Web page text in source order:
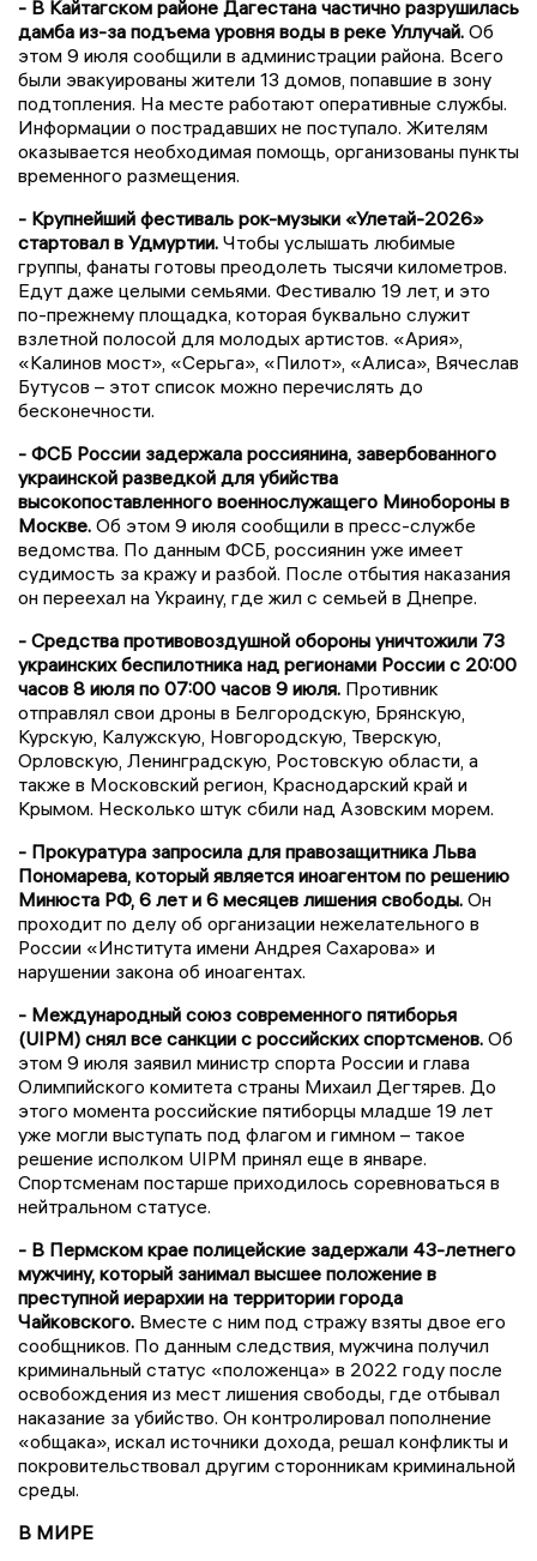
- В Кайтагском районе Дагестана частично разрушилась
дамба из-за подъема уровня воды в реке Уллучай. Об
этом 9 июля сообщили в администрации района. Всего
были эвакуированы жители 13 домов, попавшие в зону
подтопления. На месте работают оперативные службы.
Информации о пострадавших не поступало. Жителям
оказывается необходимая помощь, организованы пункты
временного размещения.
- Крупнейший фестиваль рок-музыки «Улетай-2026»
стартовал в Удмуртии. Чтобы услышать любимые
группы, фанаты готовы преодолеть тысячи километров.
Едут даже целыми семьями. Фестивалю 19 лет, и это
по-прежнему площадка, которая буквально служит
взлетной полосой для молодых артистов. «Ария»,
«Калинов мост», «Серьга», «Пилот», «Алиса», Вячеслав
Бутусов – этот список можно перечислять до
бесконечности.
- ФСБ России задержала россиянина, завербованного
украинской разведкой для убийства
высокопоставленного военнослужащего Минобороны в
Москве. Об этом 9 июля сообщили в пресс-службе
ведомства. По данным ФСБ, россиянин уже имеет
судимость за кражу и разбой. После отбытия наказания
он переехал на Украину, где жил с семьей в Днепре.
- Средства противовоздушной обороны уничтожили 73
украинских беспилотника над регионами России с 20:00
часов 8 июля по 07:00 часов 9 июля. Противник
отправлял свои дроны в Белгородскую, Брянскую,
Курскую, Калужскую, Новгородскую, Тверскую,
Орловскую, Ленинградскую, Ростовскую области, а
также в Московский регион, Краснодарский край и
Крымом. Несколько штук сбили над Азовским морем.
- Прокуратура запросила для правозащитника Льва
Пономарева, который является иноагентом по решению
Минюста РФ, 6 лет и 6 месяцев лишения свободы. Он
проходит по делу об организации нежелательного в
России «Института имени Андрея Сахарова» и
нарушении закона об иноагентах.
- Международный союз современного пятиборья
(UIPM) снял все санкции с российских спортсменов. Об
этом 9 июля заявил министр спорта России и глава
Олимпийского комитета страны Михаил Дегтярев. До
этого момента российские пятиборцы младше 19 лет
уже могли выступать под флагом и гимном – такое
решение исполком UIPM принял еще в январе.
Спортсменам постарше приходилось соревноваться в
нейтральном статусе.
- В Пермском крае полицейские задержали 43-летнего
мужчину, который занимал высшее положение в
преступной иерархии на территории города
Чайковского. Вместе с ним под стражу взяты двое его
сообщников. По данным следствия, мужчина получил
криминальный статус «положенца» в 2022 году после
освобождения из мест лишения свободы, где отбывал
наказание за убийство. Он контролировал пополнение
«общака», искал источники дохода, решал конфликты и
покровительствовал другим сторонникам криминальной
среды.
В МИРЕ